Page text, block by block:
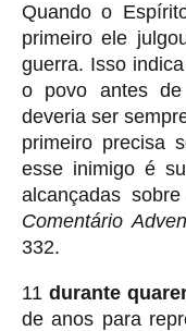
Quando o
primeiro ele
guerra. Isso
o povo antes
deveria ser
primeiro precisa
esse inimigo é
alcançadas
Comentário
332.
11durante
de anos para